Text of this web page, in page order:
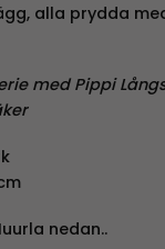
alla prydda
med Pippi
nedan..